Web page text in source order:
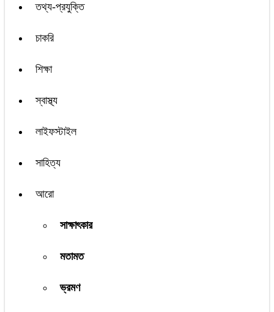
তথ্য-প্রযুক্তি
চাকরি
শিক্ষা
স্বাস্থ্য
লাইফস্টাইল
সাহিত্য
আরো
সাক্ষাৎকার
মতামত
ভ্রমণ